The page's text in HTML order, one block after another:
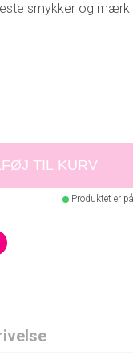
smykker og
Produktet er
TIL KURV